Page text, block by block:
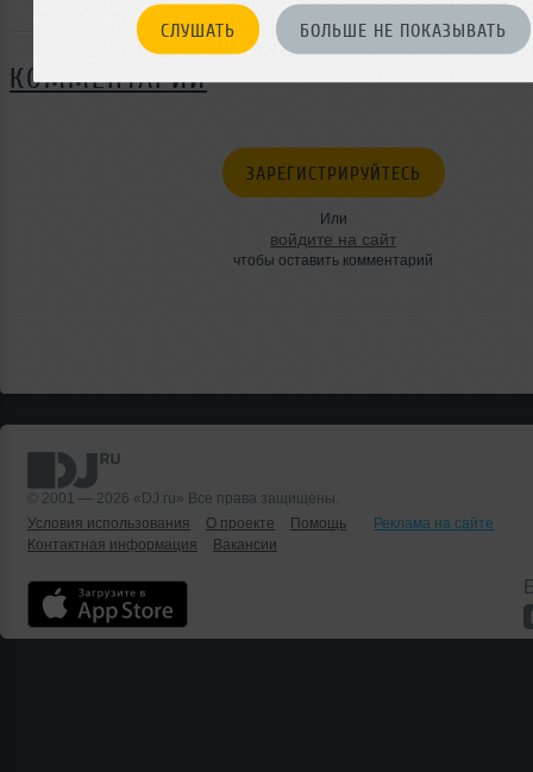
СЛУШАТЬ БОЛЬШЕ НЕ ПОКАЗЫВАТЬ
Я ПОЙДУ
КОММЕНТАРИИ
ЗАРЕГИСТРИРУЙТЕСЬ
Или
войдите на сайт
чтобы оставить комментарий
© 2001 — 2026 «DJ.ru» Все права защищены.
Условия использования
О проекте Помощь
Реклама на сайте
Контактная информация
Вакансии